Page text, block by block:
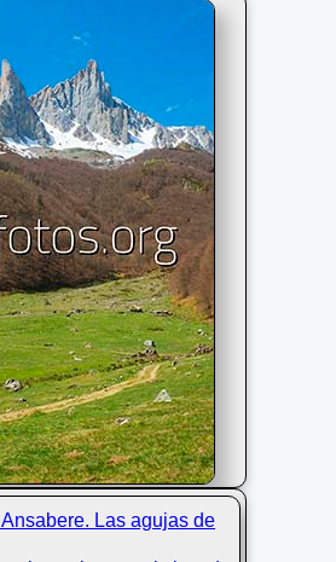
agujas de Ansabere